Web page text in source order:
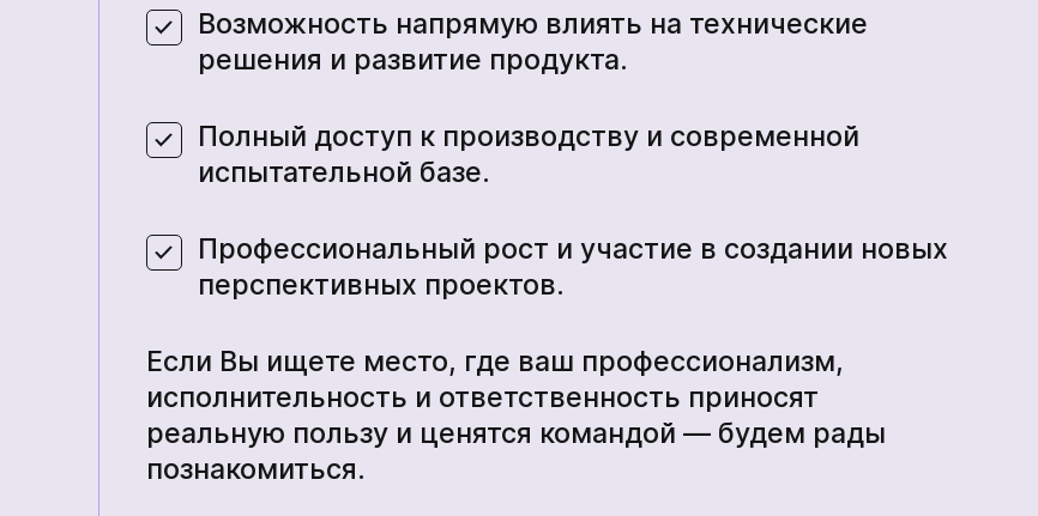
Возможность напрямую влиять на технические
решения и развитие продукта.
Полный доступ к производству и современной
испытательной базе.
Профессиональный рост и участие в создании новых
перспективных проектов.
Если Вы ищете место, где ваш профессионализм,
исполнительность и ответственность приносят
реальную пользу и ценятся командой — будем рады
познакомиться.